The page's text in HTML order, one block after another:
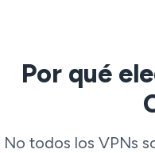
Por qué
No todos los VPNs